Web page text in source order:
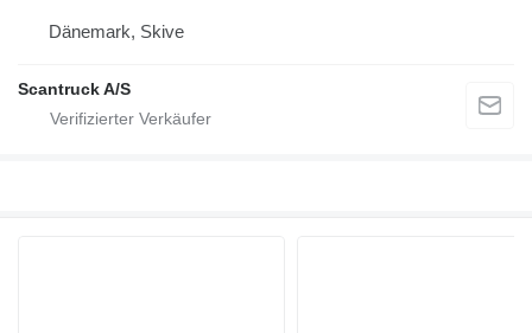
Dänemark, Skive
Scantruck A/S